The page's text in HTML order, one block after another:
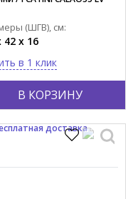
В КОРЗИНУ
(ШГВ), см:
42 x 16
в 1 клик
доставка